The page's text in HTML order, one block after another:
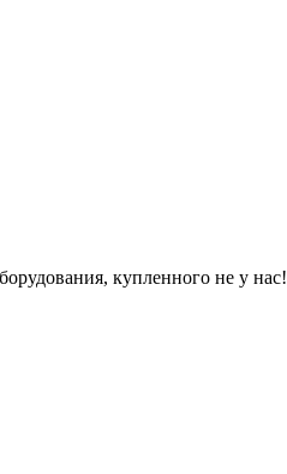
купленного не у нас!